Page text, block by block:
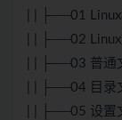
| | ├──01
| | ├──02
| | ├──03 普通
| | ├──04 目录
| | ├──05 设置